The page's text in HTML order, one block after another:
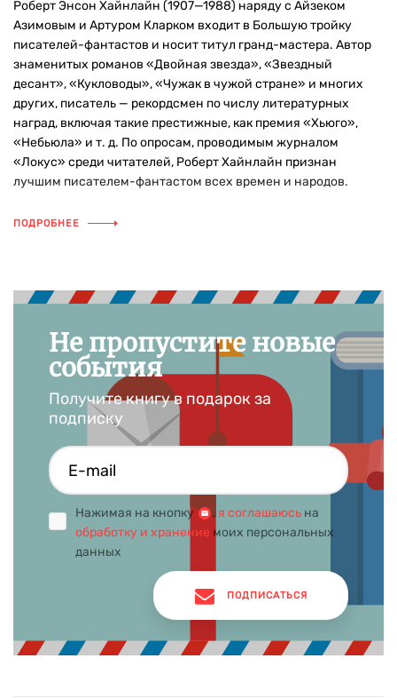
Роберт Энсон Хайнлайн (1907—1988) наряду с Айзеком
Азимовым и Артуром Кларком входит в Большую тройку
писателей-фантастов и носит титул гранд-мастера. Автор
знаменитых романов «Двойная звезда», «Звездный
десант», «Кукловоды», «Чужак в чужой стране» и многих
других, писатель — рекордсмен по числу литературных
наград, включая такие престижные, как премия «Хьюго»,
«Небьюла» и т. д. По опросам, проводимым журналом
«Локус» среди читателей, Роберт Хайнлайн признан
лучшим писателем-фантастом всех времен и народов.
ПОДРОБНЕЕ
Не пропустите новые
события
Получите книгу в подарок за
подписку
Нажимая на кнопку , я соглашаюсь на
обработку и хранение моих персональных
данных
ПОДПИСАТЬСЯ